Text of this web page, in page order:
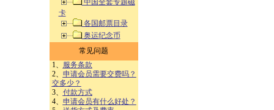
卡
各国邮票目录
奥运纪念币
常见问题
1、
服务条款
2、 申请会员需要交费吗？
交多少？
3、 付款方式
4、 申请会员有什么好处？